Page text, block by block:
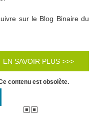
sur le Blog Binaire du
EN SAVOIR PLUS >>>
contenu est obsolète.